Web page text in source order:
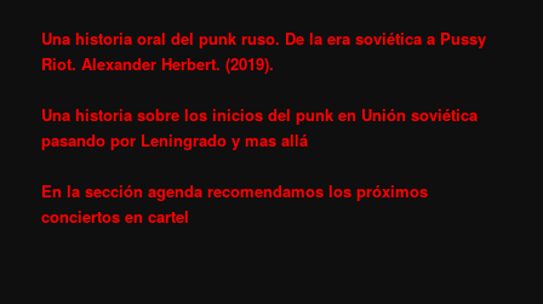
Una historia oral del punk ruso. De la era soviética a Pussy
Riot. Alexander Herbert. (2019).
Una historia sobre los inicios del punk en Unión soviética
pasando por Leningrado y mas allá
En la sección agenda recomendamos los próximos
conciertos en cartel